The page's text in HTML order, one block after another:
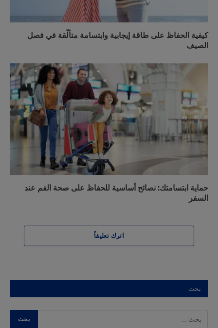
كيفية الحفاظ على طاقة إيجابية وابتسامة متألّقة في فصل
الصيف
حماية ابتسامتك: نصائح أساسية للحفاظ على صحة الفم عند
السفر
اترك تعليقاً
بحث